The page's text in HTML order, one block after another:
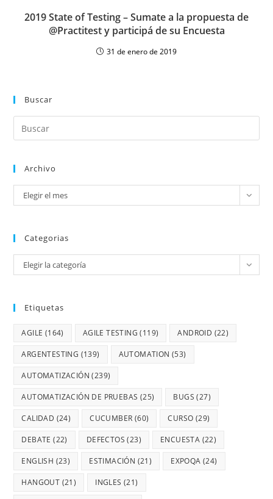
2019 State of Testing – Sumate a la propuesta de
@Practitest y participá de su Encuesta
31 de enero de 2019
Buscar
Archivo
Elegir el mes
Categorias
Elegir la categoría
Etiquetas
AGILE (164) AGILE TESTING (119) ANDROID (22)
ARGENTESTING (139) AUTOMATION (53)
AUTOMATIZACIÓN (239)
AUTOMATIZACIÓN DE PRUEBAS (25) BUGS (27)
CALIDAD (24) CUCUMBER (60) CURSO (29)
DEBATE (22) DEFECTOS (23) ENCUESTA (22)
ENGLISH (23) ESTIMACIÓN (21) EXPOQA (24)
HANGOUT (21) INGLES (21)